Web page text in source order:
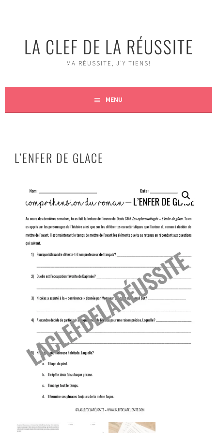
LA CLEF DE LA RÉUSSITE
MA RÉUSSITE, J'Y TIENS!
MENU
L’ENFER DE GLACE